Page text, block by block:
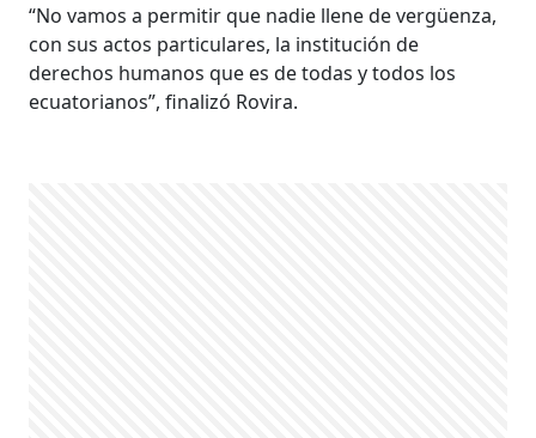
“No vamos a permitir que nadie llene de vergüenza,
con sus actos particulares, la institución de
derechos humanos que es de todas y todos los
ecuatorianos”, finalizó Rovira.